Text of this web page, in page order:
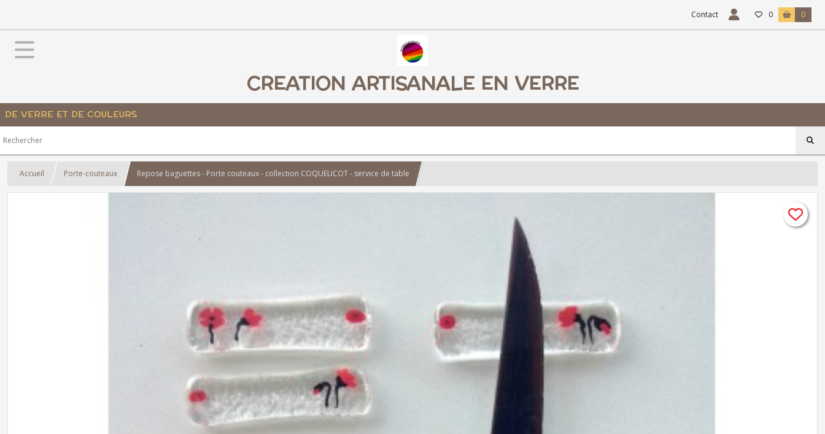
Contact 0 0
CREATION ARTISANALE EN VERRE
DE VERRE ET DE COULEURS
Accueil Porte-couteaux Repose baguettes - Porte couteaux - collection COQUELICOT - service de table